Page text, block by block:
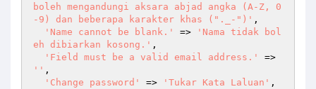
boleh mengandungi aksara abjad angka (A-Z, 0
-9) dan beberapa karakter khas ("._-")' ,
'Name cannot be blank.'
=>
'Nama tidak bol
eh dibiarkan kosong.' ,
'Field must be a valid email address.'
'' ,
'Change password'
=> 'Tukar Kata Laluan' ,